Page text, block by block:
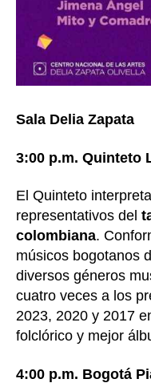
Sala Delia Zapata
3:00 p.m. Quinteto
El Quinteto
representativos del
colombiana.
músicos bogotanos
diversos géneros
cuatro veces a los
2023, 2020 y 2017
folclórico y mejor
4:00 p.m. Bogotá